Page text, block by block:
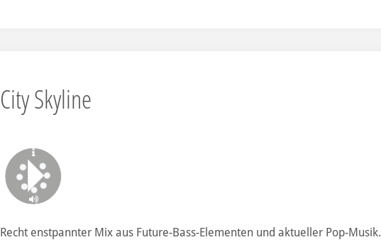
City Skyline
Recht enstpannter Mix aus Future-Bass-Elementen und aktueller Pop-Musik.